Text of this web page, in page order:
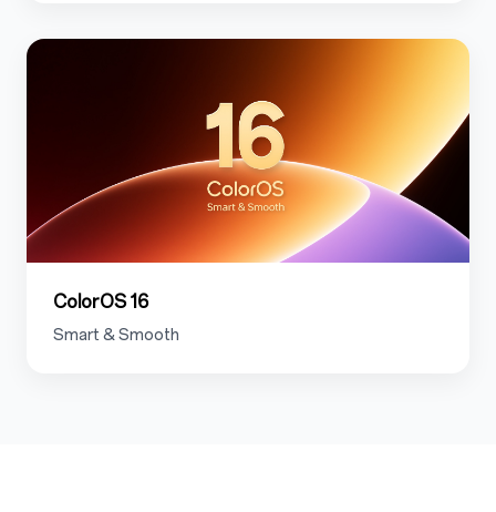
1.8
ColorOS 16
Smart & Smooth